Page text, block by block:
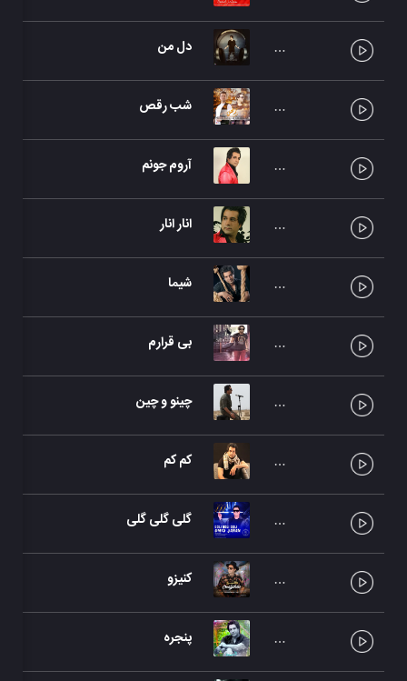
دل من
شب رقص
آروم جونم
انار انار
شیما
بی قرارم
چینو و چین
کم کم
گلی گلی گلی
کنیزو
پنجره